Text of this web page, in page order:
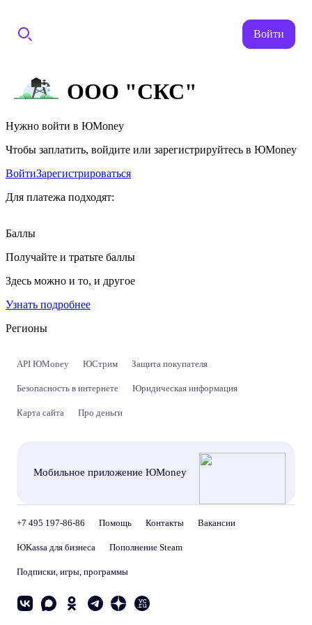
Войти
ООО "СКС"
Нужно войти в ЮMoney
Чтобы заплатить, войдите или зарегистрируйтесь в ЮMoney
ВойтиЗарегистрироваться
Для платежа подходят:
Баллы
Получайте и тратьте баллы
Здесь можно и то, и другое
Узнать подробнее
Регионы
API ЮMoney ЮСтрим Защита покупателя
Безопасность в интернете Юридическая информация
Карта сайта Про деньги
Мобильное приложение ЮMoney
+7 495 197-86-86 Помощь Контакты Вакансии
ЮKassa для бизнеса Пополнение Steam
Подписки, игры, программы